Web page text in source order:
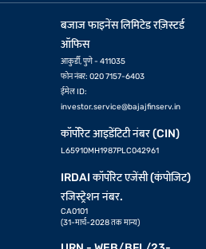
बजाज फाइनेंस लिमिटेड रज़िस्टर्ड
ऑफिस
आकुर्डी, पुणे - 411035
फोन नंबर: 020 7157-6403
ईमेल ID:
investor.service@bajajfinserv.in
कॉर्पोरेट आइडेंटिटी नंबर (CIN)
L65910MH1987PLC042961
IRDAI कॉर्पोरेट एजेंसी (कंपोजिट)
रजिस्ट्रेशन नंबर.
CA0101
(31-मार्च-2028 तक मान्य)